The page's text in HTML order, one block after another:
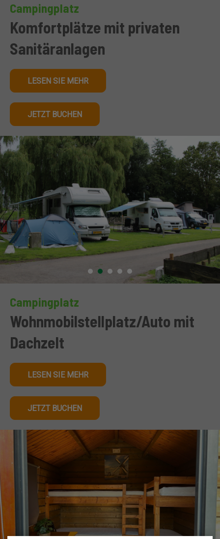
Campingplatz
Komfortplätze mit privaten
Sanitäranlagen
LESEN SIE MEHR
JETZT BUCHEN
Campingplatz
Wohnmobilstellplatz/Auto mit
Dachzelt
LESEN SIE MEHR
JETZT BUCHEN